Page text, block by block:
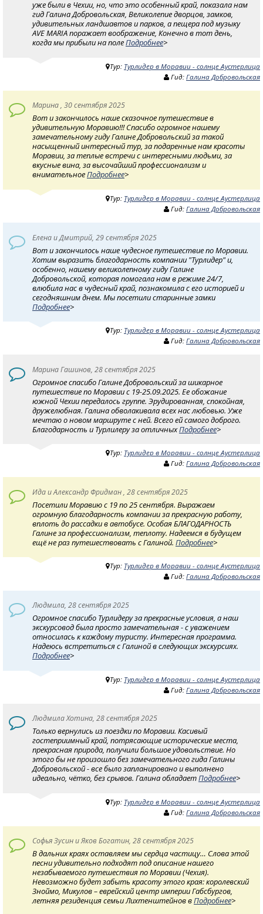
уже были в Чехии, но, что это особенный край, показала нам
гид Галина Добровольская, Великолепие дворцов, замков,
удивительных ландшавтов и парков, а пещера под музыку
AVE MARIA поражает воображение, Конечно в тот день,
когда мы прибыли на полеПодробнее>
Тур: Турлидер в Моравии - солнце Аустерлица
Гид: Галина Добровольская
Марина , 30 сентября 2025
Вот и закончилось наше сказочное путешествие в
удивительную Моравию!!! Спасибо огромное нашему
замечательному гиду Галине Добровольский за такой
насыщенный интересный тур, за подаренные нам красоты
Моравии, за теплые встречи с интересными людьми, за
вкусные вина, за высочайший профессионализм и
внимательноеПодробнее>
Тур: Турлидер в Моравии - солнце Аустерлица
Гид: Галина Добровольская
Елена и Дмитрий, 29 сентября 2025
Вот и закончилось наше чудесное путешествие по Моравии.
Хотим выразить благодарность компании "Турлидер" и,
особенно, нашему великолепному гиду Галине
Добровольской, которая помогала нам в режиме 24/7,
влюбила нас в чудесный край, познакомила с его историей и
сегодняшним днем. Мы посетили старинные замки
Подробнее>
Тур: Турлидер в Моравии - солнце Аустерлица
Гид: Галина Добровольская
Марина Гашинов, 28 сентября 2025
Огромное спасибо Галине Добровольский за шикарное
путешествие по Моравии с 19-25.09.2025. Ее обожание
южной Чехии передалось группе. Эрудированная, спокойная,
дружелюбная. Галина обволакивала всех нас любовью. Уже
мечтаю о новом маршруте с ней. Всего ей самого доброго.
Благодарность и Турлилеру за отличныхПодробнее>
Тур: Турлидер в Моравии - солнце Аустерлица
Гид: Галина Добровольская
Ида и Александр Фридман , 28 сентября 2025
Посетили Моравию с 19 по 25 сентября. Выражаем
огромную благодарность компании за прекрасную работу,
вплоть до рассадки в автобусе. Особая БЛАГОДАРНОСТЬ
Галине за профессионализм, теплоту. Надеемся в будущем
ещё не раз путешествовать с Галиной. Подробнее>
Тур: Турлидер в Моравии - солнце Аустерлица
Гид: Галина Добровольская
Людмила, 28 сентября 2025
Огромное спасибо Турлидеру за прекрасные условия, а наш
экскурсовод была просто замечательная - с уважением
относилась к каждому туристу. Интересная программа.
Надеюсь встретиться с Галиной в следующих экскурсиях.
Подробнее>
Тур: Турлидер в Моравии - солнце Аустерлица
Гид: Галина Добровольская
Людмила Хотина, 28 сентября 2025
Только вернулись из поездки по Моравии. Касивый
гостеприимный край, потрясающие исторические места,
прекрасная природа, получили большое удовольствие. Но
этого бы не произошло без замечательного гида Галины
Добровольской - все было запланировано и выполнено
идеально, чётко, без срывов. Галина обладаетПодробнее>
Тур: Турлидер в Моравии - солнце Аустерлица
Гид: Галина Добровольская
Софья Зусин и Яков Богатин, 28 сентября 2025
В дальних краях оставляем мы сердца частицу… Слова этой
песни удивительно подходят под описание нашего
незабываемого путешествия по Моравии (Чехия).
Невозможно будет забыть красоту этого края: королевский
Зноймо, Микулов – еврейский центр империи Габсбургов,
летняя резиденция семьи Лихтенштейнов вПодробнее>